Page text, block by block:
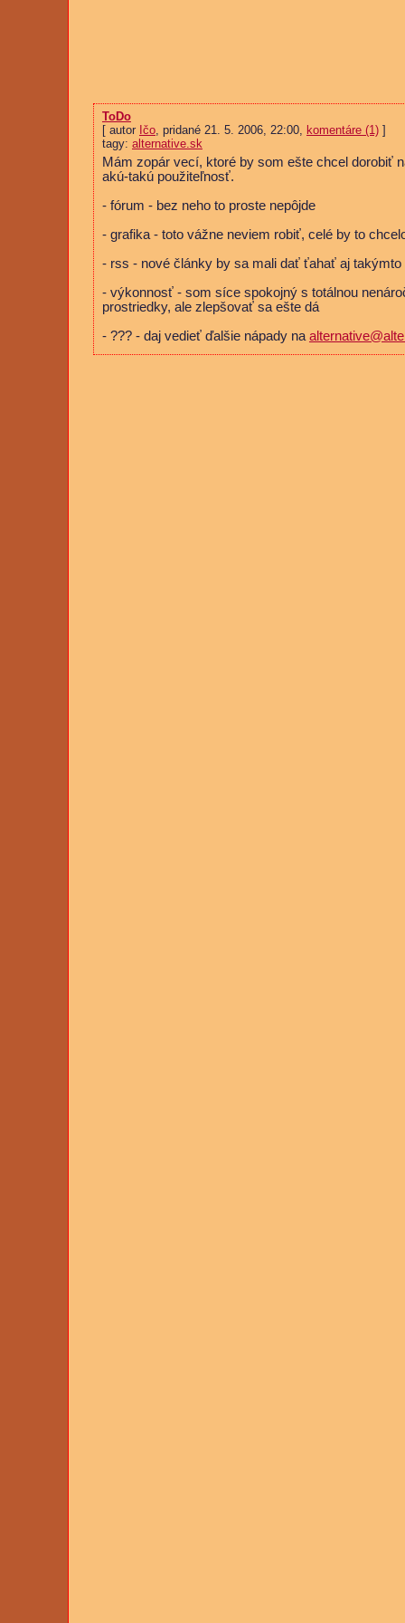
ToDo
[ autor Ičo, pridané 21. 5. 2006, 22:00, komentáre (1)]
tagy: alternative.sk
Mám zopár vecí, ktoré by som ešte chcel dorobiť
akú-takú použiteľnosť.
- fórum - bez neho to proste nepôjde
- grafika - toto vážne neviem robiť, celé by to
- rss - nové články by sa mali dať ťahať aj takýmto
- výkonnosť - som síce spokojný s totálnou
prostriedky, ale zlepšovať sa ešte dá
- ??? - daj vedieť ďalšie nápady na